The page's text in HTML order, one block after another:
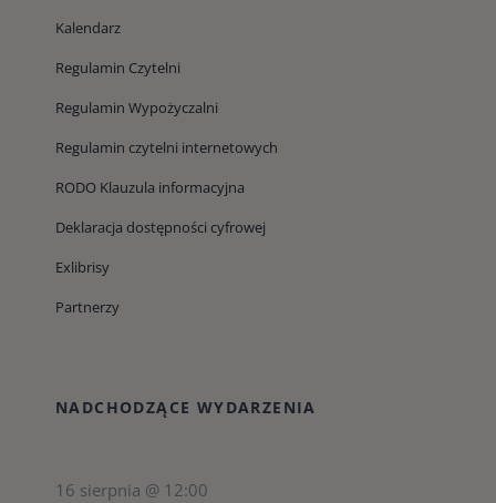
Kalendarz
Regulamin Czytelni
Regulamin Wypożyczalni
Regulamin czytelni internetowych
RODO Klauzula informacyjna
Deklaracja dostępności cyfrowej
Exlibrisy
Partnerzy
NADCHODZĄCE WYDARZENIA
16 sierpnia @ 12:00